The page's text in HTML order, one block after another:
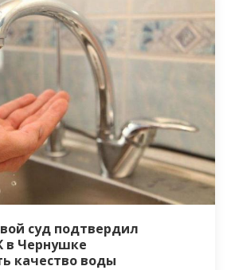
суд подтвердил
в Чернушке
качество воды